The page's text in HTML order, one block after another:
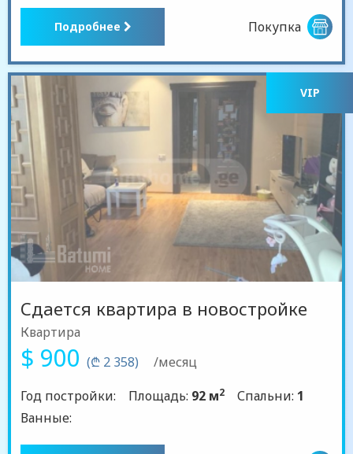
Подробнее Покупка
VIP
Сдается квартира в новостройке
Квартира
$ 900 (₾ 2 358)
/месяц
Год постройки:
Площадь: 92 м2 Спальни: 1
Ванные: